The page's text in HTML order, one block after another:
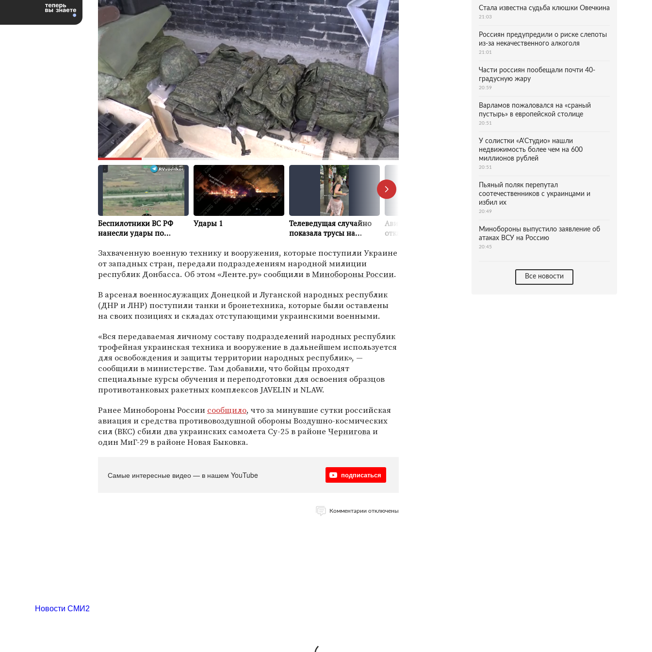
Захваченную военную технику и вооружения, которые поступили Украине
от западных стран, передали подразделениям народной милиции
республик Донбасса. Об этом «Ленте.ру» сообщили вМинобороны России.
В арсенал военнослужащих Донецкой и Луганской народных республик
(ДНР и ЛНР) поступили танки и бронетехника, которые были оставлены
на своих позициях и складах отступающими украинскими военными.
«Вся передаваемая личному составу подразделений народных республик
трофейная украинская техника и вооружение в дальнейшем используется
для освобождения и защиты территории народных республик», —
сообщили в министерстве. Там добавили, что бойцы проходят
специальные курсы обучения и переподготовки для освоения образцов
противотанковых ракетных комплексов JAVELIN и NLAW.
Ранее Минобороны России сообщило, что за минувшие сутки российская
авиация и средства противовоздушной обороны Воздушно-космических
сил (ВКС) сбили два украинских самолета Су-25 в районе Черниговаи
один МиГ-29 в районе Новая Быковка.
Самые интересные видео — в нашем YouTube подписаться
Комментарии отключены
Стала известна судьба клюшки Овечкина
21:03
Россиян предупредили о риске слепоты
из-за некачественного алкоголя
21:01
Части россиян пообещали почти 40-
градусную жару
20:59
Варламов пожаловался на «сраный
пустырь» в европейской столице
20:51
У солистки «А'Студио» нашли
недвижимость более чем на 600
миллионов рублей
20:51
Пьяный поляк перепутал
соотечественников с украинцами и
избил их
20:49
Минобороны выпустило заявление об
атаках ВСУ на Россию
20:45
Все новости
Новости СМИ2